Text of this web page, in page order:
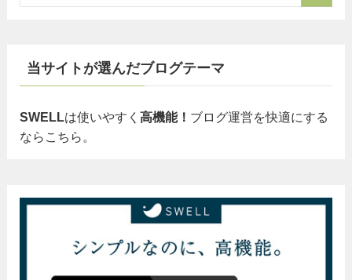
当サイトが選んだブログテーマ
SWELLは使いやすく 高機能！ ブログ運営を快適にする
ならこちら。